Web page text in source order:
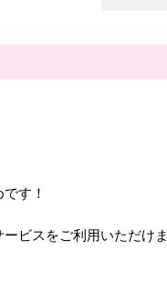
す！
ビスをご利用いただけ